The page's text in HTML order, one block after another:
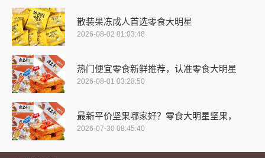
散装果冻成人首选零食大明星
2026-08-02 01:03:48
热门便宜零食新鲜推荐，认准零食大明星
2026-08-01 03:28:50
最新平价坚果哪家好？零食大明星坚果，
2026-07-30 08:45:40